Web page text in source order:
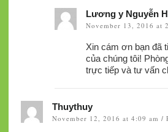
Lương y Nguyễn
November 13, 2016 at
Xin cám ơn bạn đã
của chúng tôi!
trực tiếp và tư vấn
Thuythuy
November 12, 2016 at 4:09 am /